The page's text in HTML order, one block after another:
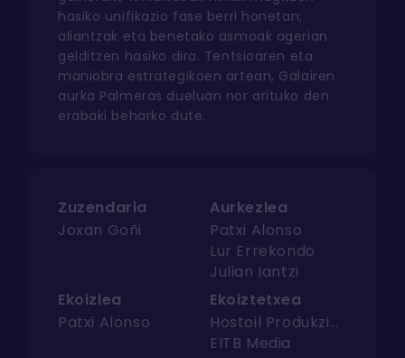
hasiko unifikazio fase berri honetan;
aliantzak eta benetako asmoak agerian
gelditzen hasiko dira. Tentsioaren eta
maniobra estrategikoen artean, Galairen
aurka Palmeras dueluan nor arituko den
erabaki beharko dute.
Zuzendaria
Joxan Goñi
Aurkezlea
Patxi Alonso
Lur Errekondo
Julian Iantzi
Ekoizlea
Patxi Alonso
Ekoiztetxea
Hostoil Produkzioak
EITB Media